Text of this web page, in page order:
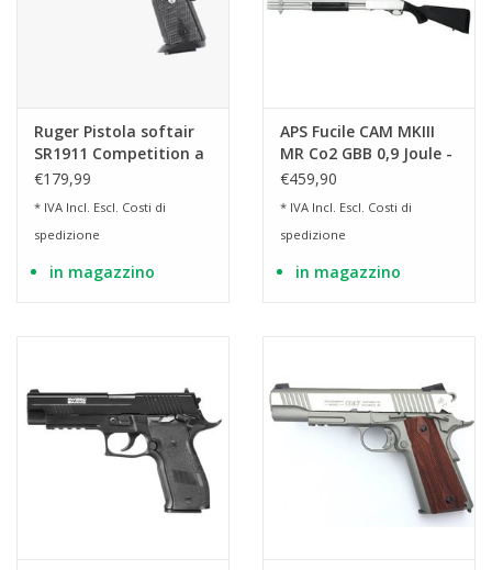
Ruger Pistola softair
SR1911 Competition a
CO2 GBB con finitura
Joule.
€179,99
* IVA Incl. Escl. Costi di
spedizione
in magazzino
APS Fucile CAM MKIII
MR Co2 GBB 0,9 Joule -
SI
€459,90
* IVA Incl. Escl. Costi di
spedizione
in magazzino